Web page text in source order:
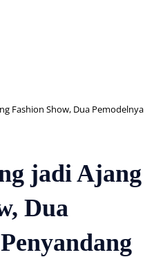
Fashion Show, Dua Pemodelnya
jadi Ajang
Dua